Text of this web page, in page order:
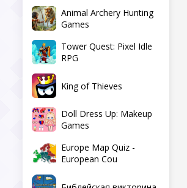
Animal Archery Hunting
Games
Tower Quest: Pixel Idle
RPG
King of Thieves
Doll Dress Up: Makeup
Games
Europe Map Quiz -
European Cou